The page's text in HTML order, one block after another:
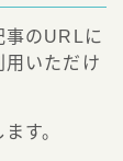
事のURLに
用いただけ
す。